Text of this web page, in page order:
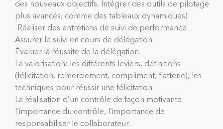
des nouveaux objectifs, Intégrer des outils de pilotage
plus avancés, comme des tableaux dynamiques)
-Réaliser des entretiens de suivi de performance
Assurer le suivi en cours de délégation.
Évaluer la réussite de la délégation.
La valorisation: les différents leviers, définitions
(félicitation, remerciement, compliment, flatterie), les
techniques pour réussir une félicitation.
La réalisation d’un contrôle de façon motivante:
l’importance du contrôle, l’importance de
responsabiliser le collaborateur.